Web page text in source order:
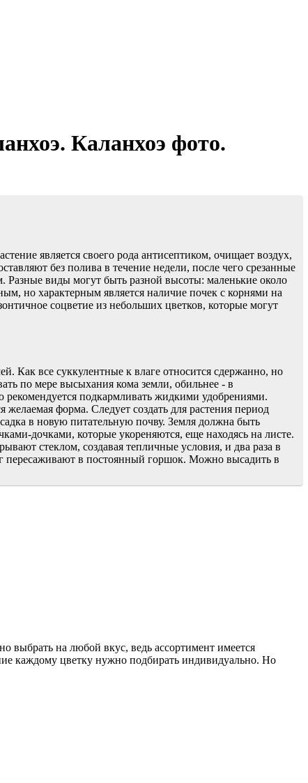
Каланхоэ фото.
является своего рода антисептиком, очищает воздух,
без полива в течение недели, после чего срезанные
виды могут быть разной высоты: маленькие около
но характерным является наличие почек с корнями на
соцветие из небольших цветков, которые могут
Как все суккулентные к влаге относится сдержанно, но
по мере высыхания кома земли, обильнее - в
рекомендуется подкармливать жидкими удобрениями.
форма. Следует создать для растения период
в новую питательную почву. Земля должна быть
дочками, которые укореняются, еще находясь на листе.
стеклом, создавая тепличные условия, и два раза в
пересаживают в постоянный горшок. Можно высадить в
выбрать на любой вкус, ведь ассортимент имеется
каждому цветку нужно подбирать индивидуально. Но